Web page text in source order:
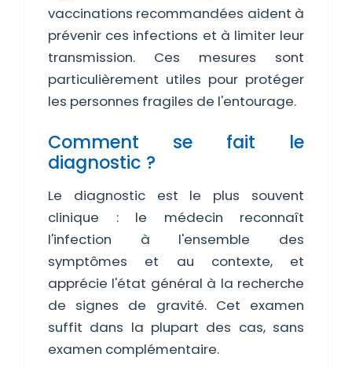
vaccinations recommandées aident à
prévenir ces infections et à limiter leur
transmission. Ces mesures sont
particulièrement utiles pour protéger
les personnes fragiles de l'entourage.
Comment se fait le
diagnostic ?
Le diagnostic est le plus souvent
clinique : le médecin reconnaît
l'infection à l'ensemble des
symptômes et au contexte, et
apprécie l'état général à la recherche
de signes de gravité. Cet examen
suffit dans la plupart des cas, sans
examen complémentaire.